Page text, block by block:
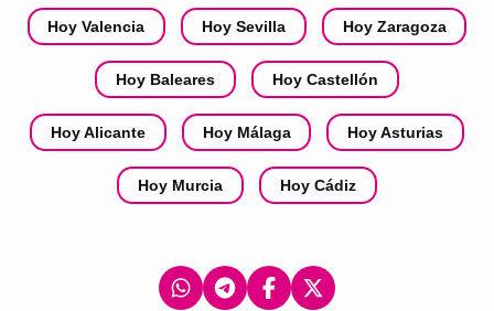
Hoy Valencia Hoy Sevilla Hoy Zaragoza
Hoy Baleares Hoy Castellón
Hoy Alicante Hoy Málaga Hoy Asturias
Hoy Murcia Hoy Cádiz